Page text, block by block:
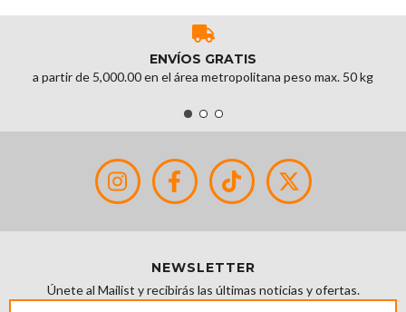
ENVÍOS GRATIS
a partir de 5,000.00 en el área metropolitana peso max. 50 kg
NEWSLETTER
Únete al Mailist y recibirás las últimas noticias y ofertas.